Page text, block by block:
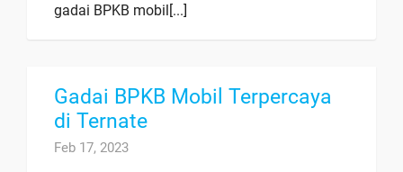
gadai BPKB mobil[...]
Gadai BPKB Mobil Terpercaya
di Ternate
Feb 17, 2023